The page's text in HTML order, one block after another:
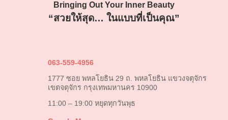
Bringing Out Your Inner Beauty
“สวยให้สุด… ในแบบที่เป็นคุณ”
063-559-4956
1777 ซอย พหลโยธิน 29 ถ. พหลโยธิน แขวงจตุจักร
เขตจตุจักร กรุงเทพมหานคร 10900
11:00 – 19:00 หยุดทุกวันพุธ